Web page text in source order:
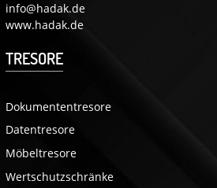
info@hadak.de
www.hadak.de
TRESORE
Dokumententresore
Datentresore
Möbeltresore
Wertschutzschränke